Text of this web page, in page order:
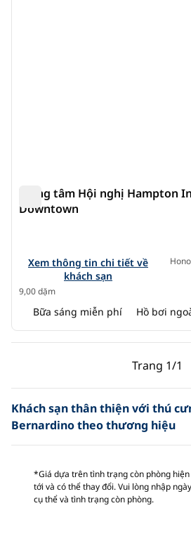
Trung tâm Hội nghị Hampton
Downtown
Xem chi tiết khách sạn cho
Xem thông tin chi tiết về
khách sạn
9,00 dặm
Bữa sáng miễn phí Hồ bơi
Trang
Trang trước, 1/1
Trang 1/1
Khách sạn thân thiện với thú
Bernardino theo thương hiệu
*Giá dựa trên tình trạng còn phòng
tới và có thể thay đổi. Vui lòng nhập
cụ thể và tình trạng còn phòng.